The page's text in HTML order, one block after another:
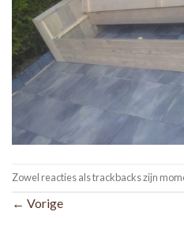
Zowel reacties als trackbacks zijn
← Vorige